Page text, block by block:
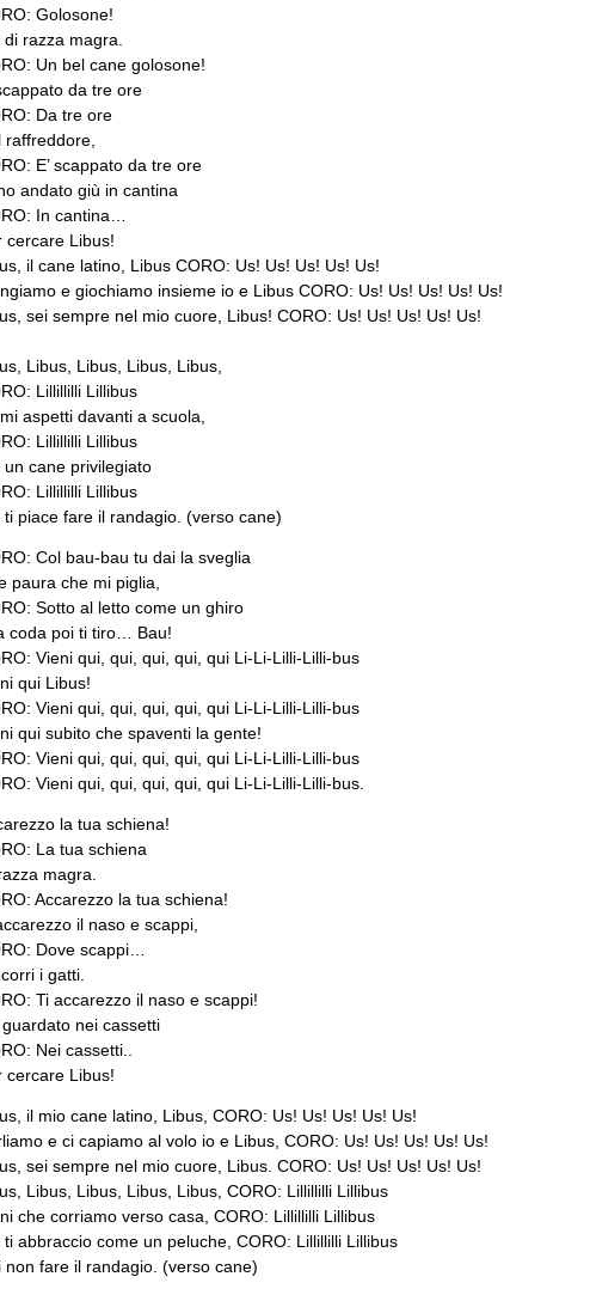
Golosone!
di razza magra.
Un bel cane golosone!
da tre ore
Da tre ore
raffreddore,
E’ scappato da tre ore
andato giù in cantina
In cantina…
cercare Libus!
il cane latino, Libus CORO: Us! Us! Us! Us! Us!
e giochiamo insieme io e Libus CORO: Us! Us! Us! Us! Us!
sei sempre nel mio cuore, Libus! CORO: Us! Us! Us! Us! Us!
Libus, Libus, Libus, Libus,
Lillillilli Lillibus
aspetti davanti a scuola,
Lillillilli Lillibus
un cane privilegiato
Lillillilli Lillibus
ti piace fare il randagio. (verso cane)
Col bau-bau tu dai la sveglia
paura che mi piglia,
Sotto al letto come un ghiro
coda poi ti tiro… Bau!
Vieni qui, qui, qui, qui, qui Li-Li-Lilli-Lilli-bus
qui Libus!
Vieni qui, qui, qui, qui, qui Li-Li-Lilli-Lilli-bus
qui subito che spaventi la gente!
Vieni qui, qui, qui, qui, qui Li-Li-Lilli-Lilli-bus
Vieni qui, qui, qui, qui, qui Li-Li-Lilli-Lilli-bus.
la tua schiena!
La tua schiena
magra.
Accarezzo la tua schiena!
il naso e scappi,
Dove scappi…
i gatti.
Ti accarezzo il naso e scappi!
guardato nei cassetti
Nei cassetti..
cercare Libus!
il mio cane latino, Libus, CORO: Us! Us! Us! Us! Us!
e ci capiamo al volo io e Libus, CORO: Us! Us! Us! Us! Us!
sei sempre nel mio cuore, Libus. CORO: Us! Us! Us! Us! Us!
Libus, Libus, Libus, Libus, CORO: Lillillilli Lillibus
che corriamo verso casa, CORO: Lillillilli Lillibus
ti abbraccio come un peluche, CORO: Lillillilli Lillibus
non fare il randagio. (verso cane)